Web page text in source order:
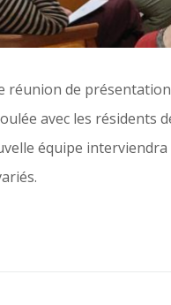
réunion de présentation
avec les résidents
équipe